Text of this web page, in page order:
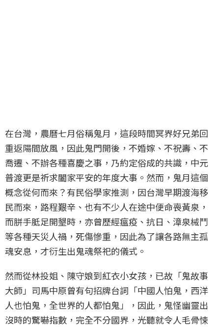
在台灣，農曆七月俗稱鬼月，這段時間冥界好兄弟回
重返陽間放風，因此鬼門開後，不婚嫁、不祝壽、不
喬遷、不辦各種喜慶之事，乃約定俗成的共識，中元
普渡更是祈求闔家平安的年度大事。然而，鬼月這個
概念從何而來？有民俗學家推測，因台灣早期渡海移
民而來，路程艱辛、也有不少人在途中便命喪黃泉，
而胼手胝足開墾時，亦曾歷經瘟疫、抗日、漳泉械鬥
等各種天災人禍，死傷慘重，因此為了讓各路無主孤
魂安息，才衍生出鬼魂祭祀的儀式。
然而從林投姐、陳守娘到紅衣小女孩，已故「鬼故事
大師」司馬中原曾有句招牌台詞「中國人怕鬼，西洋
人也怕鬼，全世界的人都怕鬼」，因此，鬼怪幽靈出
沒時的驚嚇指數，完全不分國界，光聽就令人毛骨悚